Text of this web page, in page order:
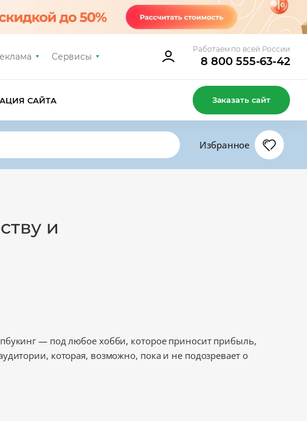
Сервисы
Работаем по всей России
8 800 555-63-42
САЙТА Заказать сайт
Избранное
и
— под любое хобби, которое приносит прибыль,
которая, возможно, пока и не подозревает о